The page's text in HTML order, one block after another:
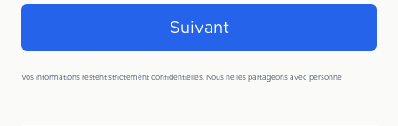
Suivant
Vos informations restent strictement confidentielles. Nous ne les partageons avec personne